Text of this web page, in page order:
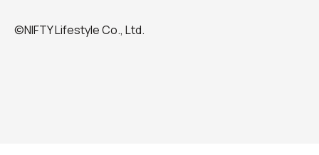
©NIFTY Lifestyle Co., Ltd.